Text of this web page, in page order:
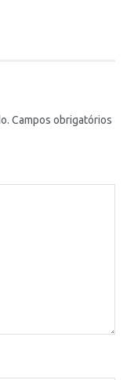
Campos obrigatórios